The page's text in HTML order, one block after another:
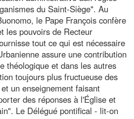
du Saint-Siège". Au
le Pape François confère
les pouvoirs de Recteur
tout ce qui est nécessaire
assure une contribution
théologique et dans les autres
toujours plus fructueuse des
un enseignement faisant
des réponses à l'Église et
Le Délégué pontifical - lit-on